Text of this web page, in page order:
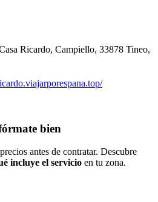
Ricardo, Campiello, 33878 Tineo,
bien
antes de contratar. Descubre
incluye el servicio en tu zona.